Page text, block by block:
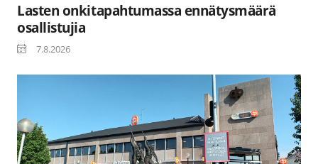
Lasten onkitapahtumassa ennätysmäärä
osallistujia
7.8.2026